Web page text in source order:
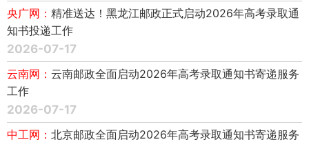
央广网： 精准送达！黑龙江邮政正式启动2026年高考录取通
知书投递工作
2026-07-17
云南网： 云南邮政全面启动2026年高考录取通知书寄递服务
工作
2026-07-17
中工网： 北京邮政全面启动2026年高考录取通知书寄递服务